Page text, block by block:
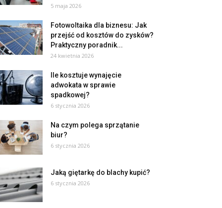
5 maja 2026
Fotowoltaika dla biznesu: Jak
przejść od kosztów do zysków?
Praktyczny poradnik...
24 kwietnia 2026
Ile kosztuje wynajęcie
adwokata w sprawie
spadkowej?
6 stycznia 2026
Na czym polega sprzątanie
biur?
6 stycznia 2026
Jaką giętarkę do blachy kupić?
6 stycznia 2026